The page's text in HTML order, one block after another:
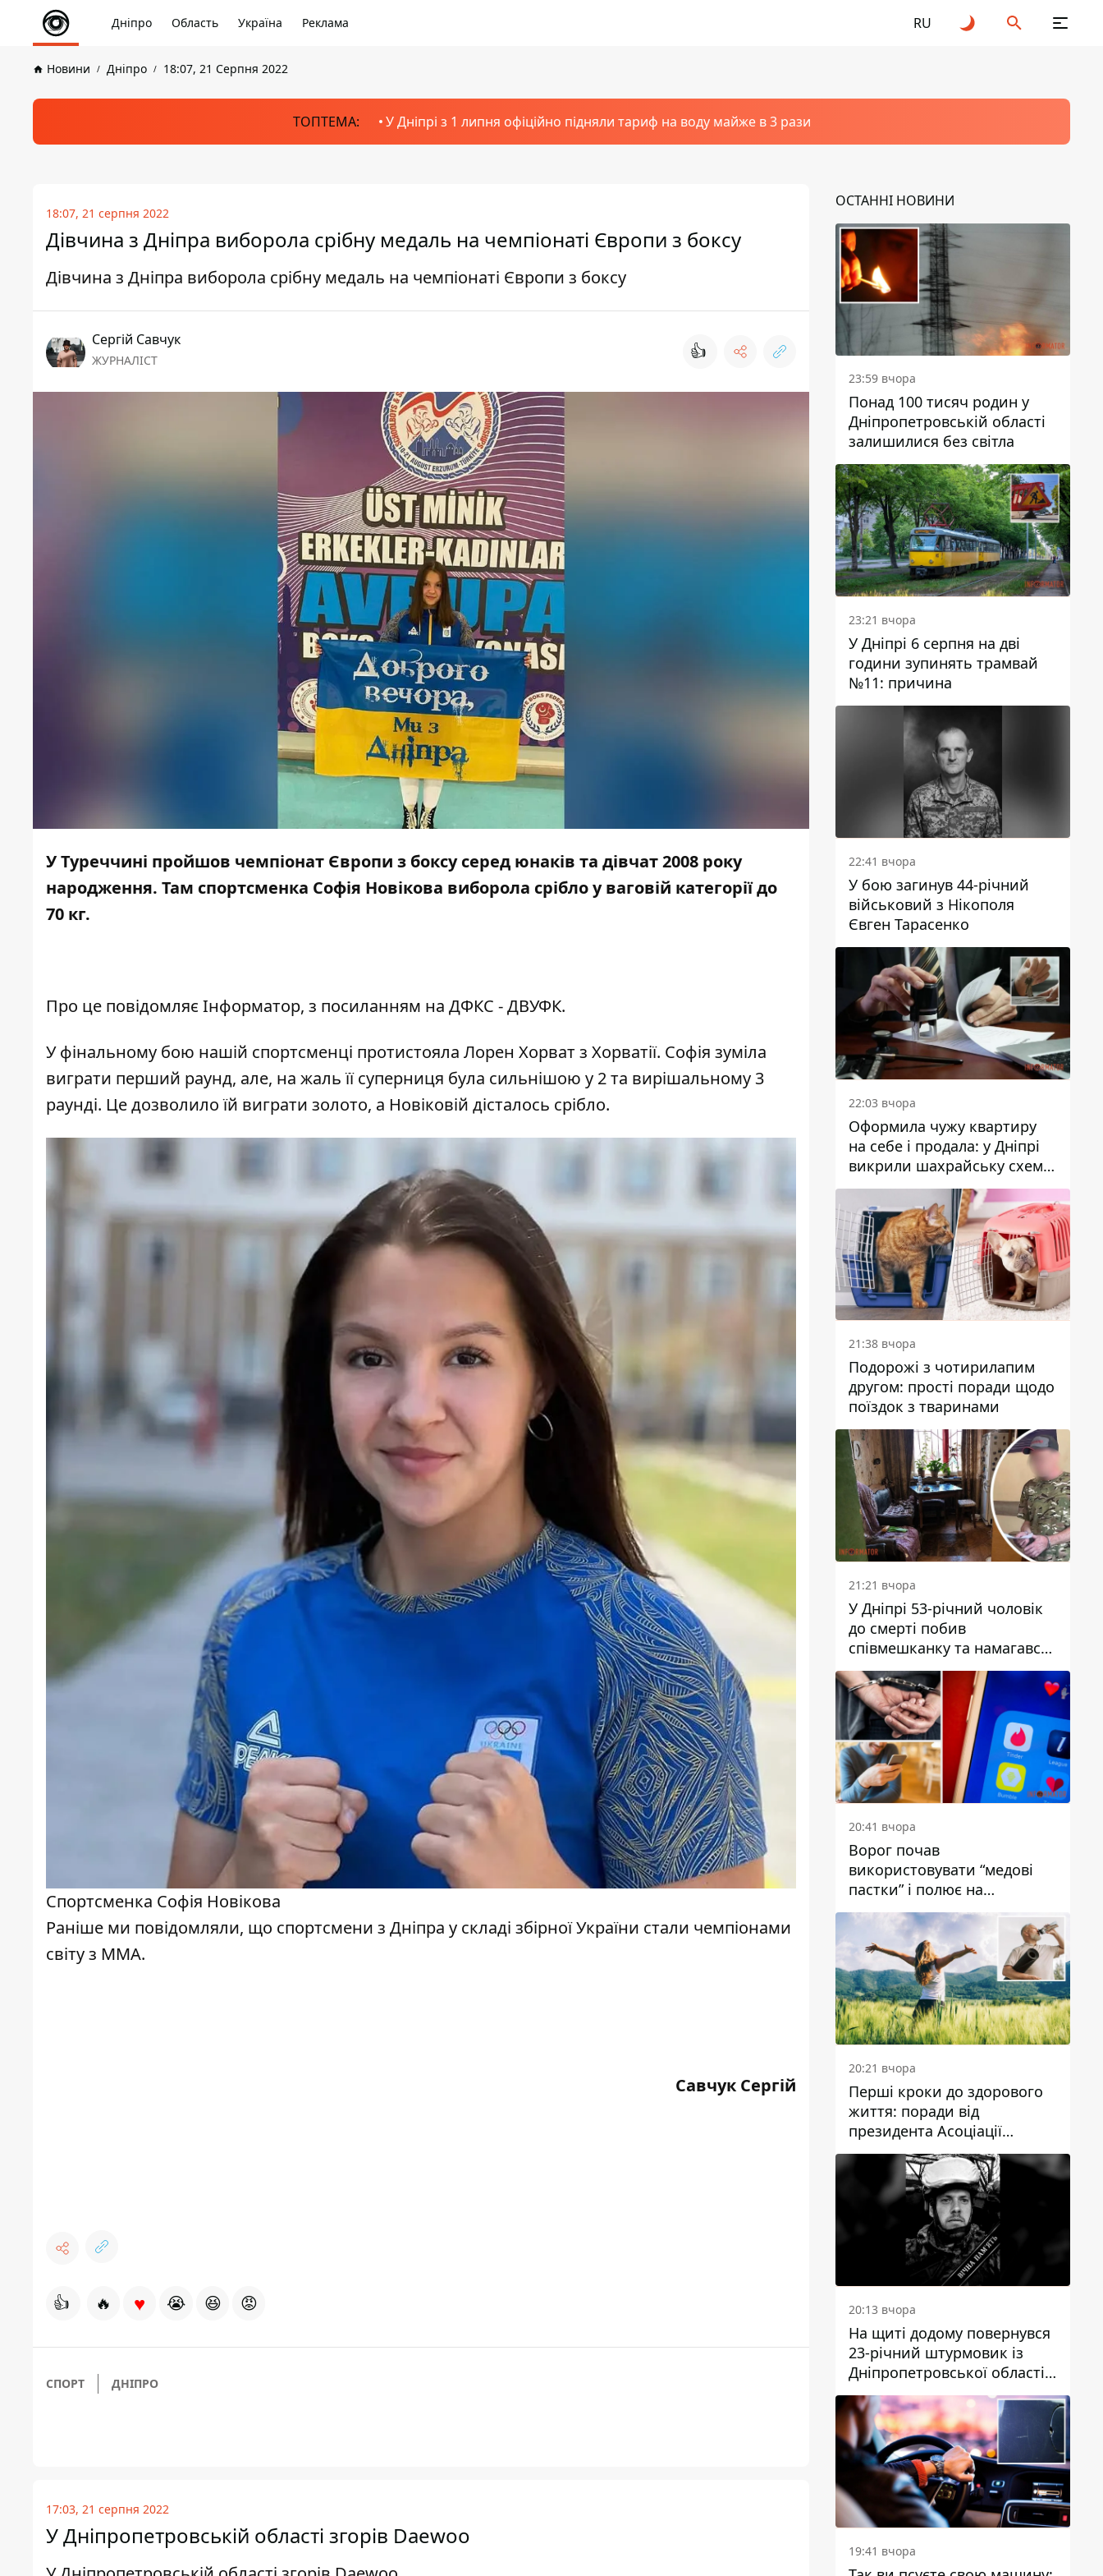
Дніпро Область Україна Реклама RU
Новини Дніпро 18:07, 21 Серпня 2022
ТОПТЕМА: У Дніпрі з 1 липня офіційно підняли тариф на воду майже в 3 рази
18:07, 21 серпня 2022
Дівчина з Дніпра виборола срібну медаль на чемпіонаті Європи з боксу
Дівчина з Дніпра виборола срібну медаль на чемпіонаті Європи з боксу
Сергій Савчук
ЖУРНАЛІСТ 👍
У Туреччині пройшов чемпіонат Європи з боксу серед юнаків та дівчат 2008 року
народження. Там спортсменка Софія Новікова виборола срібло у ваговій категорії до
70 кг.
Про це повідомляє Інформатор, з посиланням на ДФКС - ДВУФК.
У фінальному бою нашій спортсменці протистояла Лорен Хорват з Хорватії. Софія зуміла
виграти перший раунд, але, на жаль її суперниця була сильнішою у 2 та вирішальному 3
раунді. Це дозволило їй виграти золото, а Новіковій дісталось срібло.
Спортсменка Софія Новікова
Раніше ми повідомляли, що спортсмени з Дніпра у складі збірної України стали чемпіонами
світу з ММА.
Савчук Сергій
👍 🔥 ♥ 😭 😆 😡
СПОРТ ДНІПРО
17:03, 21 серпня 2022
У Дніпропетровській області згорів Daewoo
ОСТАННІ НОВИНИ
23:59 вчора
Понад 100 тисяч родин у
Дніпропетровській області
залишилися без світла
23:21 вчора
У Дніпрі 6 серпня на дві
години зупинять трамвай
№11: причина
22:41 вчора
У бою загинув 44-річний
військовий з Нікополя
Євген Тарасенко
22:03 вчора
Оформила чужу квартиру
на себе і продала: у Дніпрі
викрили шахрайську схему
з нерухомістю
21:38 вчора
Подорожі з чотирилапим
другом: прості поради щодо
поїздок з тваринами
21:21 вчора
У Дніпрі 53-річний чоловік
до смерті побив
співмешканку та намагався
приховати злочин: деталі
20:41 вчора
Ворог почав
використовувати “медові
пастки” і полює на
українських військових
20:21 вчора
Перші кроки до здорового
життя: поради від
президента Асоціації
дієтологів України
20:13 вчора
На щиті додому повернувся
23-річний штурмовик із
Дніпропетровської області
Богдан Бескровний
19:41 вчора